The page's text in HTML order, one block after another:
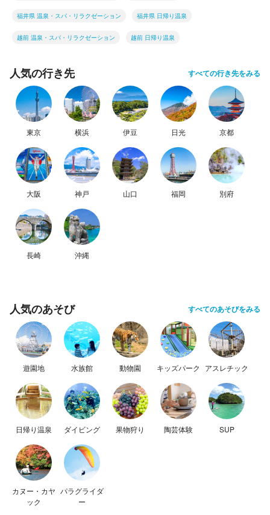
福井県 温泉・スパ・リラクゼーション 福井県 日帰り温泉
越前 温泉・スパ・リラクゼーション 越前 日帰り温泉
人気の行き先 すべての行き先をみる
東京 横浜 伊豆 日光 京都
大阪 神戸 山口 福岡 別府
長崎 沖縄
人気のあそび すべてのあそびをみる
遊園地 水族館 動物園 キッズパーク アスレチック
日帰り温泉 ダイビング 果物狩り 陶芸体験 SUP
カヌー・カヤ
ック
パラグライダ
ー